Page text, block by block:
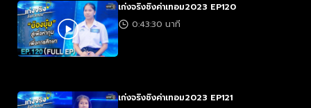
เก่งจริงชิงค่าเทอม2023 EP120
0:43:30 นาที
เก่งจริงชิงค่าเทอม2023 EP121